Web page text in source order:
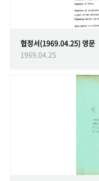
협정서(1969.04.25) 영문
1969.04.25